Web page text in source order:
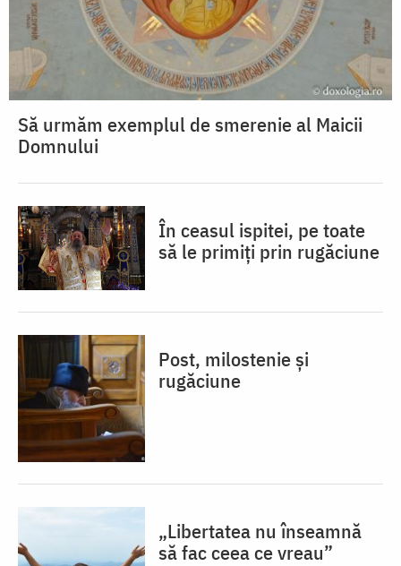
Să urmăm exemplul de smerenie al Maicii
Domnului
În ceasul ispitei, pe toate
să le primiți prin rugăciune
Post, milostenie și
rugăciune
„Libertatea nu înseamnă
să fac ceea ce vreau”